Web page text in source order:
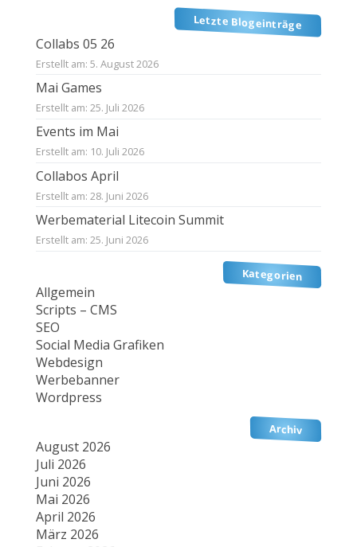
Letzte Blogeinträge
Collabs 05 26
Erstellt am: 5. August 2026
Mai Games
Erstellt am: 25. Juli 2026
Events im Mai
Erstellt am: 10. Juli 2026
Collabos April
Erstellt am: 28. Juni 2026
Werbematerial Litecoin Summit
Erstellt am: 25. Juni 2026
Kategorien
Allgemein
Scripts – CMS
SEO
Social Media Grafiken
Webdesign
Werbebanner
Wordpress
Archiv
August 2026
Juli 2026
Juni 2026
Mai 2026
April 2026
März 2026